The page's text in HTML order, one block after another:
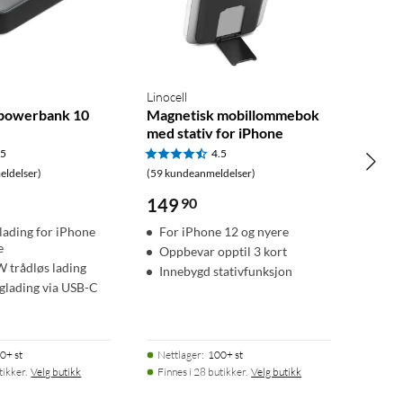
10
for iPhone
trådløs lading
via USB-C
st
Velg butikk
Linocell
Magnetisk mobillommebok
med stativ for iPhone
4.5
(59 kundeanmeldelser)
149 90
For iPhone 12 og nyere
Oppbevar opptil 3 kort
Innebygd stativfunksjon
Nettlager: 100+ st
Finnes i 28 butikker. Velg butikk